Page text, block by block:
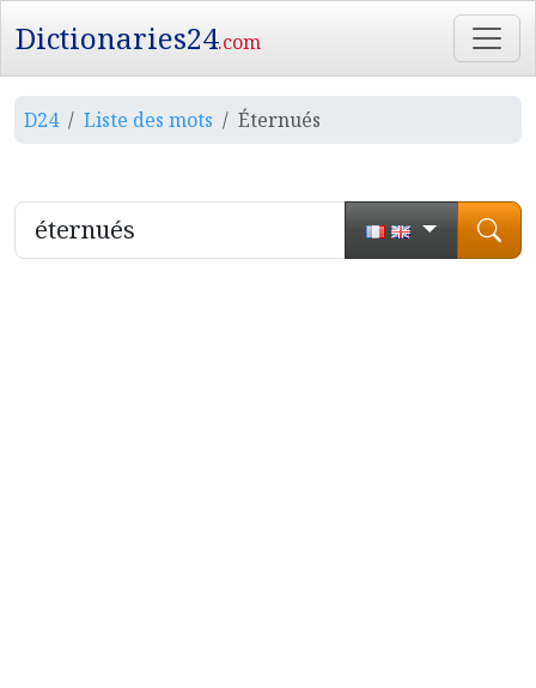
Dictionaries24.com
D24 Liste des mots Éternués